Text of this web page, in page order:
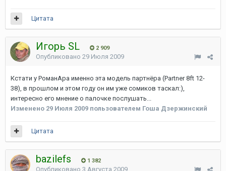
Цитата
Игорь SL 2 909
Опубликовано 29 Июля 2009
Кстати у РоманАра именно эта модель партнёра (Partner 8ft 12-
38), в прошлом и этом году он им уже сомиков таскал:),
интересно его мнение о палочке послушать...
Изменено 29 Июля 2009 пользователем Гоша Дзержинский
Цитата
bazilefs 1 382
Опубликовано 3 Августа 2009